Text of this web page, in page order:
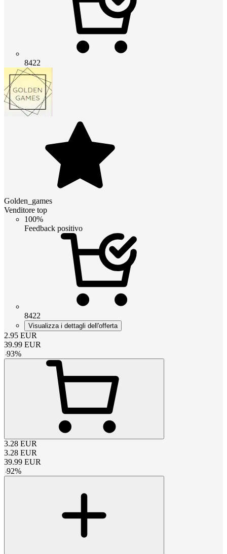
8422
Golden_games
Venditore top
100%
Feedback positivo
8422
Visualizza i dettagli dell'offerta
2.95 EUR
39.99 EUR
-93%
3.28 EUR
3.28 EUR
39.99 EUR
-92%